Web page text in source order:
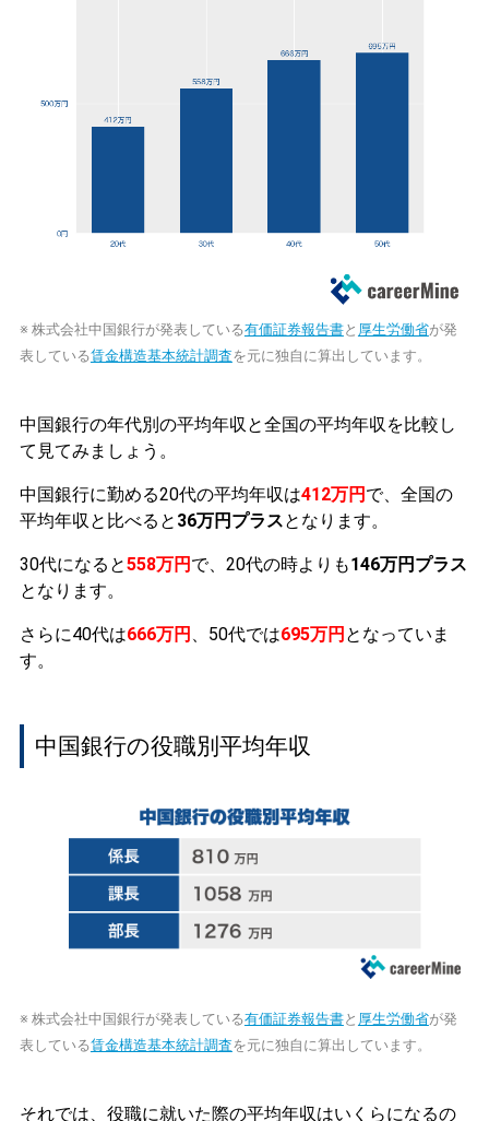
※ 株式会社中国銀行が発表している有価証券報告書と 厚生労働省が発
表している賃金構造基本統計調査を元に独自に算出しています。
中国銀行の年代別の平均年収と全国の平均年収を比較し
て見てみましょう。
中国銀行に勤める20代の平均年収は412万円 で、全国の
平均年収と比べると 36万円プラスとなります。
30代になると558万円 で、20代の時よりも146万円プラス
となります。
さらに40代は666万円 、50代では695万円 となっていま
す。
中国銀行の役職別平均年収
※ 株式会社中国銀行が発表している有価証券報告書と 厚生労働省が発
表している賃金構造基本統計調査を元に独自に算出しています。
それでは、役職に就いた際の平均年収はいくらになるの